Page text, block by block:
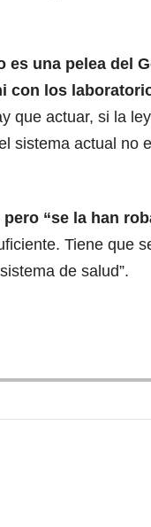
es una pelea del
con los
que actuar, si la
sistema actual no
pero “se la han
Tiene que
de salud”.